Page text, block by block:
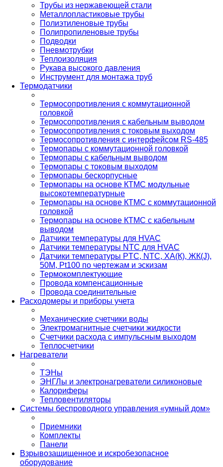
Трубы из нержавеющей стали
Металлопластиковые трубы
Полиэтиленовые трубы
Полипропиленовые трубы
Подводки
Пневмотрубки
Теплоизоляция
Рукава высокого давления
Инструмент для монтажа труб
Термодатчики
Термосопротивления с коммутационной
головкой
Термосопротивления с кабельным выводом
Термосопротивления с токовым выходом
Термосопротивления с интерфейсом RS-485
Термопары с коммутационной головкой
Термопары с кабельным выводом
Термопары с токовым выходом
Термопары бескорпусные
Термопары на основе КТМС модульные
высокотемпературные
Термопары на основе КТМС с коммутационной
головкой
Термопары на основе КТМС с кабельным
выводом
Датчики температуры для HVAC
Датчики температуры NTC для HVAC
Датчики температуры PTС, NTC, ХА(К), ЖК(J),
50М, Pt100 по чертежам и эскизам
Термокомплектующие
Провода компенсационные
Провода соединительные
Расходомеры и приборы учета
Механические счетчики воды
Электромагнитные счетчики жидкости
Счетчики расхода с импульсным выходом
Теплосчетчики
Нагреватели
ТЭНы
ЭНГЛы и электронагреватели силиконовые
Калориферы
Тепловентиляторы
Системы беспроводного управления «умный дом»
Приемники
Комплекты
Панели
Взрывозащищенное и искробезопасное
оборудование